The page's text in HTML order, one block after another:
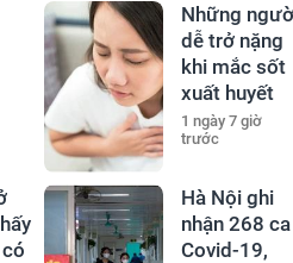
Những
dễ trở nặng
khi mắc sốt
xuất huyết
1 ngày 7 giờ
trước
Hà Nội ghi
nhận 268 ca
Covid-19,